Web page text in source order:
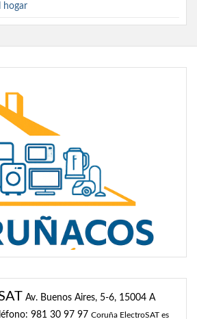
hogar
Av. Buenos Aires, 5-6, 15004 A
981 30 97 97 Coruña ElectroSAT es